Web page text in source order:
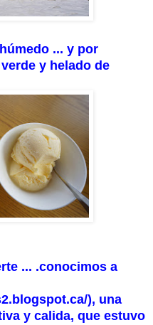
... y por
y helado de
... .conocimos a
), una
y calida, que estuvo